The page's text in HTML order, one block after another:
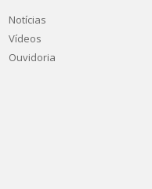
Notícias
Vídeos
Ouvidoria